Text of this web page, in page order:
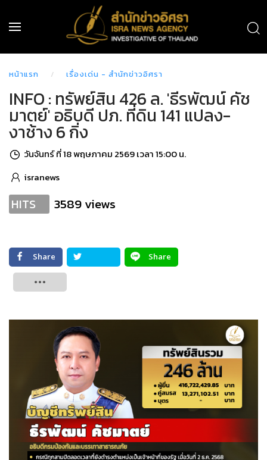
หน้าแรก เรื่องเด่น - สำนักข่าวอิศรา
INFO : ทรัพย์สิน 426 ล. 'ธีรพัฒน์ คัช
มาตย์' อธิบดี ปภ. ที่ดิน 141 แปลง-
งาช้าง 6 กิ่ง
วันจันทร์ ที่ 18 พฤษภาคม 2569 เวลา 15:00 น.
isranews
HITS 3589 views
Share
Share